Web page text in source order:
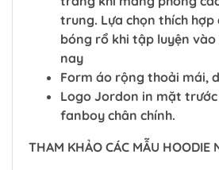
trung. Lựa chọn thích hợp
bóng rổ khi tập luyện
nay
Form áo rộng thoải mái,
Logo Jordon in mặt trước
fanboy chân chính.
THAM KHẢO CÁC MẪU HOODIE